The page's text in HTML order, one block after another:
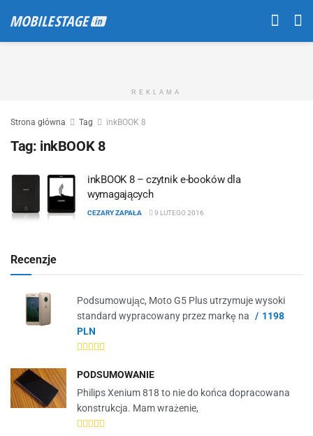
REKLAMA
Strona główna Tag inkBOOK 8
Tag: inkBOOK 8
inkBOOK 8 – czytnik e-booków dla
wymagających
CEZARY ZAPAŁA 9 LUTEGO 2016
Recenzje
Podsumowując, Moto G5 Plus utrzymuje wysoki
standard wypracowany przez markę na
1198
PLN
PODSUMOWANIE
Philips Xenium 818 to nie do końca dopracowana
konstrukcja. Mam wrażenie,